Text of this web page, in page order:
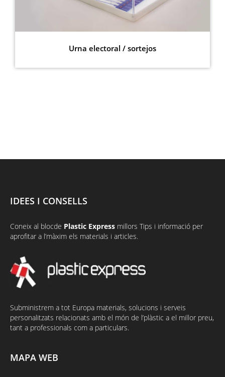
Urna electoral / sortejos
IDEES I CONSELLS
Coneix al blocde Plastic Express millors Tips i informació per
aprofitar a l’màxim els materials i articles.
Subministrem a tot Europa materials, solucions i serveis
personalitzats relacionats amb el món de l’plàstic a el millor preu,
tant a professionals com a particulars.
MAPA WEB